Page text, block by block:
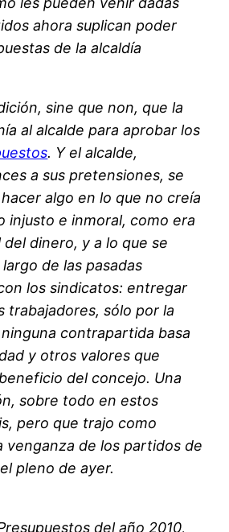
ahora suplican poder
de la alcaldía
sine que non, que la
al alcalde para aprobar los
. Y el alcalde,
a sus pretensiones, se
algo en lo que no creía
injusto e inmoral, como era
dinero, y a lo que se
de las pasadas
los sindicatos: entregar
trabajadores, sólo por la
contrapartida basa
y otros valores que
del concejo. Una
sobre todo en estos
pero que trajo como
venganza de los partidos de
pleno de ayer.
del año 2010,